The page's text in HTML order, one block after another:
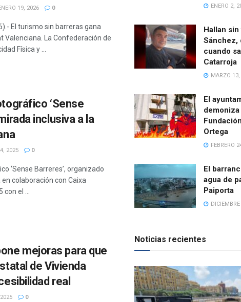
19, 2026 0
El turismo sin barreras gana
Valenciana. La Confederación de
Física y ...
‘Sense
inclusiva a la
2025 0
‘Sense Barreres’, organizado
en colaboración con Caixa
el ...
mejoras para que
de Vivienda
real
0
ENERO 2,
Hallan
Sánchez,
cuando
Catarroja
MARZO
El
Ortega
FEBRERO
El
agua de
Paiporta
Noticias recientes